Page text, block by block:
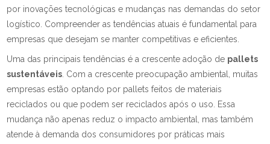
por inovações tecnológicas e mudanças nas demandas do setor
logístico. Compreender as tendências atuais é fundamental para
empresas que desejam se manter competitivas e eficientes.
Uma das principais tendências é a crescente adoção de pallets
sustentáveis . Com a crescente preocupação ambiental, muitas
empresas estão optando por pallets feitos de materiais
reciclados ou que podem ser reciclados após o uso. Essa
mudança não apenas reduz o impacto ambiental, mas também
atende à demanda dos consumidores por práticas mais